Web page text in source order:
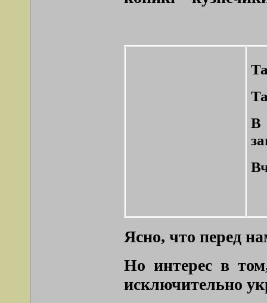
В
Ясно, что перед
Но интерес в
исключительно